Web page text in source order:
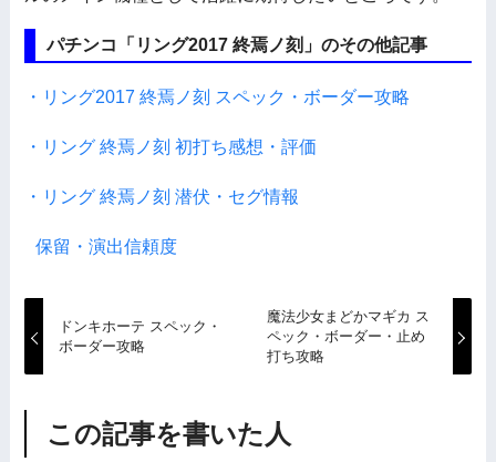
パチンコ「リング2017 終焉ノ刻」のその他記事
・リング2017 終焉ノ刻 スペック・ボーダー攻略
・リング 終焉ノ刻 初打ち感想・評価
・リング 終焉ノ刻 潜伏・セグ情報
保留・演出信頼度
ドンキホーテ スペック・
ボーダー攻略
魔法少女まどかマギカ ス
ペック・ボーダー・止め
打ち攻略
この記事を書いた人